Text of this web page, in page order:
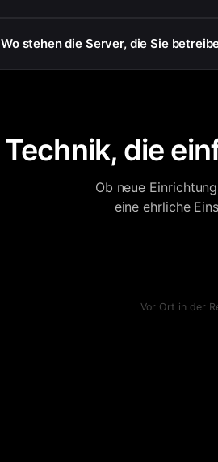
Wo stehen die Server, die Sie
Technik, die
Ob neue
eine ehrliche
Vor Ort in der